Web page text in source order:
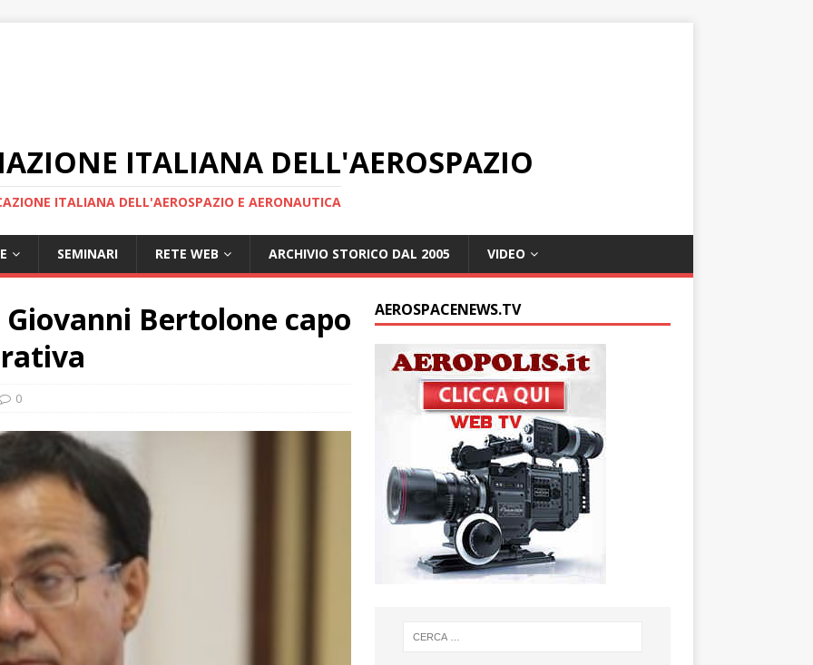
ITALIANA DELL'AEROSPAZIO
ITALIANA DELL'AEROSPAZIO E AERONAUTICA
SEMINARI RETE WEB ARCHIVIO STORICO DAL 2005 VIDEO
Bertolone capo
0
AEROSPACENEWS.TV